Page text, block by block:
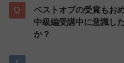
ベストオブの受賞もお
中級編受講中に意識し
か？